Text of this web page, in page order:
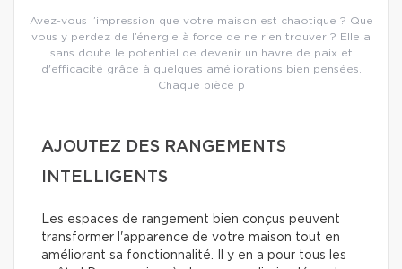
Avez-vous l’impression que votre maison est chaotique ? Que
vous y perdez de l’énergie à force de ne rien trouver ? Elle a
sans doute le potentiel de devenir un havre de paix et
d'efficacité grâce à quelques améliorations bien pensées.
Chaque pièce p
AJOUTEZ DES RANGEMENTS
INTELLIGENTS
Les espaces de rangement bien conçus peuvent
transformer l'apparence de votre maison tout en
améliorant sa fonctionnalité. Il y en a pour tous les